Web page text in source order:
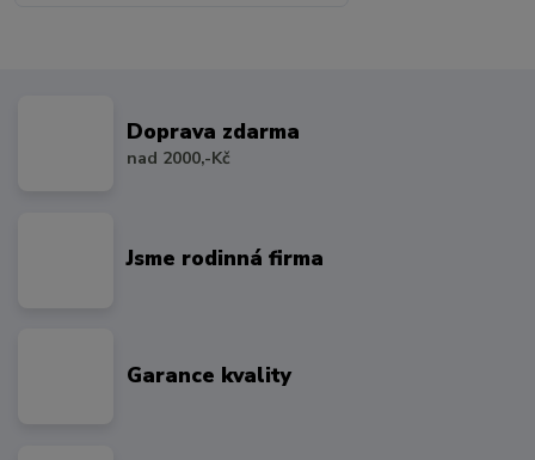
Doprava zdarma
nad 2000,-Kč
Jsme rodinná firma
Garance kvality